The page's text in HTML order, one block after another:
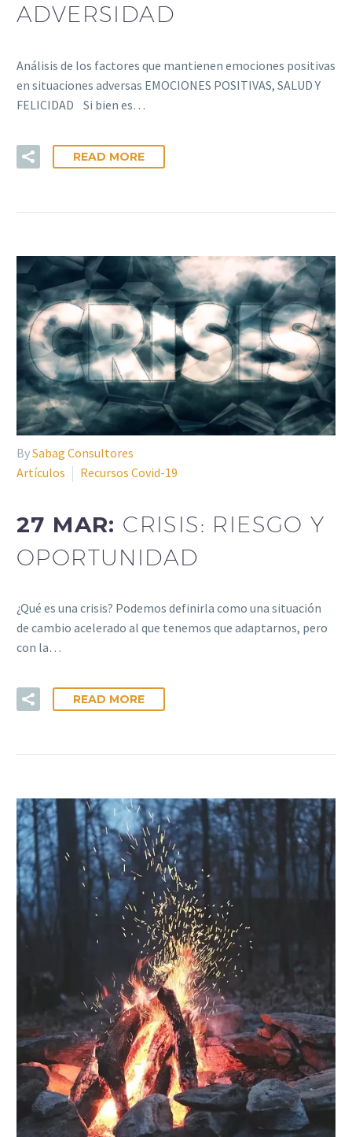
ADVERSIDAD
Análisis de los factores que mantienen emociones positivas
en situaciones adversas EMOCIONES POSITIVAS, SALUD Y
FELICIDAD Si bien es…
READ MORE
BySabag Consultores
Artículos
Recursos Covid-19
27 MAR: CRISIS: RIESGO Y
OPORTUNIDAD
¿Qué es una crisis? Podemos definirla como una situación
de cambio acelerado al que tenemos que adaptarnos, pero
con la…
READ MORE